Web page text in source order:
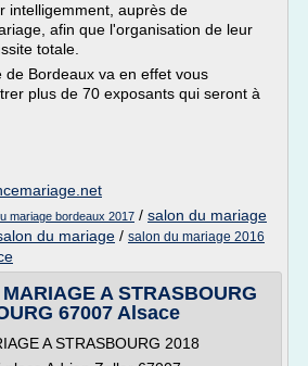
intelligemment, auprès de
afin que l'organisation de leur
totale.
de Bordeaux va en effet vous
plus de 70 exposants qui seront à
mariage bordeaux 2017 / salon du mariage
du mariage / salon du mariage 2016
A STRASBOURG
67007 Alsace
A STRASBOURG 2018